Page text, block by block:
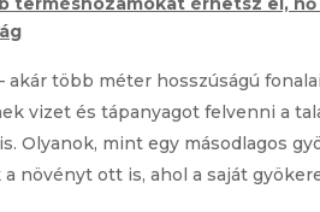
akár több méter hosszúságú
vizet és tápanyagot felvenni a
Olyanok, mint egy másodlagos
a növényt ott is, ahol a saját